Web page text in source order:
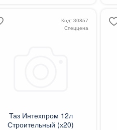
Код: 30857
Спеццена
Таз Интехпром 12л
Строительный (х20)